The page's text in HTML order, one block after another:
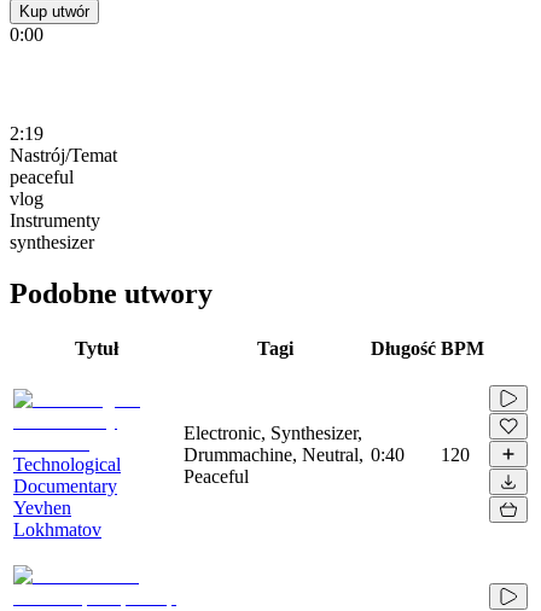
Kup utwór
0:00
2:19
Nastrój/Temat
peaceful
vlog
Instrumenty
synthesizer
Podobne utwory
Tytuł Tagi Długość BPM
Technological
Documentary
Yevhen
Lokhmatov
Electronic, Synthesizer,
Drummachine, Neutral,
Peaceful
0:40 120